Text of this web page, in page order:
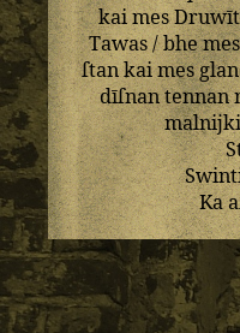
kaimesDruwīt
Tawas/bhemes
ſtankai mes
dīſnan tennan
Ka